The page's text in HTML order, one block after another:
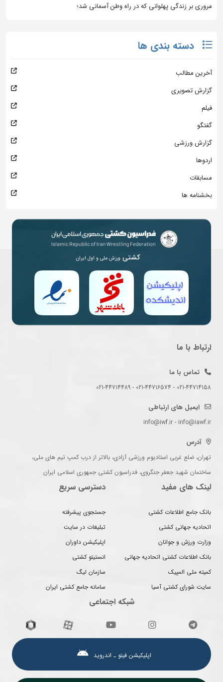
مروری بر زندگی پهلوانی که در راه وطن آسمانی شد؛
دسته بندی ها
آخرین مطالب
گزارش تصویری
فیلم
گفتگو
گزارش ورزشی
اردوها
مسابقات
بخشنامه ها
کشتی ورزش ملی و اول ایران
ارتباط با ما
تماس با ما
021-44714158 - 021-44716574 - 021-44714489
ایمیل های ارتباطی
info@iwf.ir - info@iawf.ir
آدرس
تهران، ضلع غربی استادیوم ورزشی آزادی، بالاتر از درب کمپ تیم های ملی،
ساختمان شهید جعفر جنگروی، فدراسیون کشتی جمهوری اسلامی ایران
لینک های مفید
بانک جامع اطلاعات کشتی
اتحادیه جهانی کشتی
وزارت ورزش و جوانان
بانک اطلاعات کشتی اتحادیه جهانی
کمیته ملی المپیک
سایت شورای کشتی آسیا
دسترسی سریع
جستجوی پیشرفته
تبلیغات در سایت
اپلیکیشن داوران
انستیتو کشتی
سازمان لیگ
سامانه جامع کشتی ایران
شبکه اجتماعی
اپلیکیشن فیتو ـ اندروید